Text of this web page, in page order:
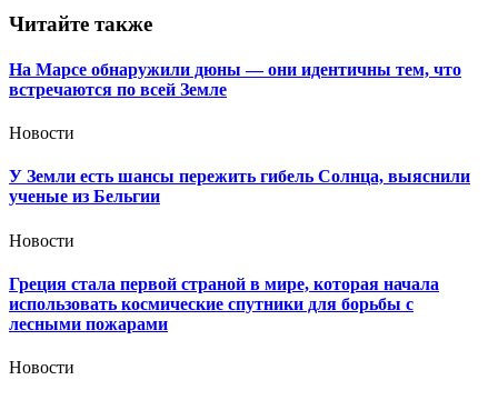
Читайте также
На Марсе обнаружили дюны — они идентичны тем, что
встречаются по всей Земле
Новости
У Земли есть шансы пережить гибель Солнца, выяснили
ученые из Бельгии
Новости
Греция стала первой страной в мире, которая начала
использовать космические спутники для борьбы с
лесными пожарами
Новости